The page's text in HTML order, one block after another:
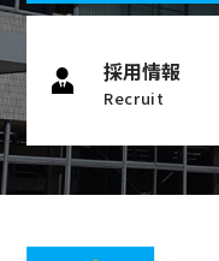
採用情報
Recruit